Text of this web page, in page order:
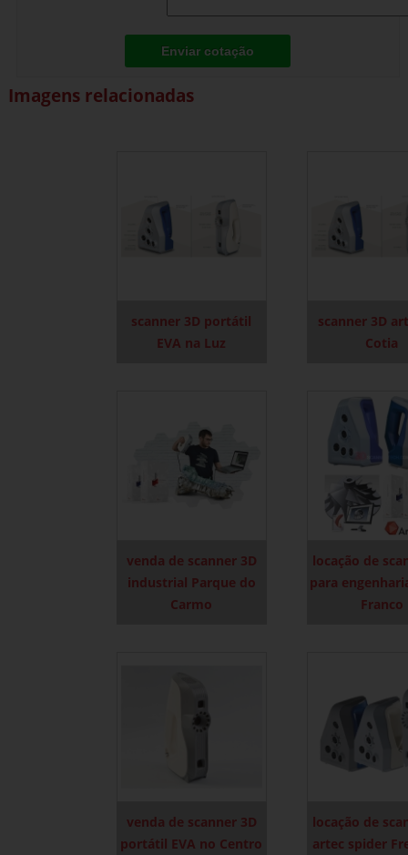
Enviar cotação
Imagens relacionadas
scanner 3D portátil
EVA na Luz
scanner 3D
Cotia
venda de scanner 3D
industrial Parque do
Carmo
locação de
para
Franco
venda de scanner 3D
portátil EVA no Centro
locação de
artec spider